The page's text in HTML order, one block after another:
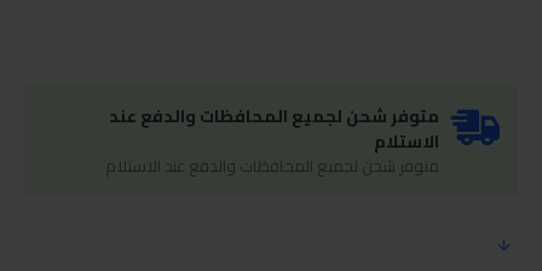
متوفر شحن لجميع المحافظات والدفع عند
الاستلام
متوفر شحن لجميع المحافظات والدفع عند الاستلام